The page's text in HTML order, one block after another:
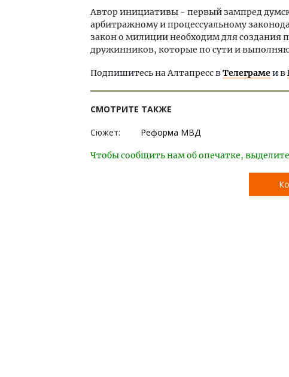
Автор инициативы - первый зампред
арбитражному и процессуальному
закон о милиции необходим для создания
дружинников, которые по сути и
Подпишитесь на Алтапресс вТелеграмеи в
СМОТРИТЕ ТАКЖЕ
Сюжет: Реформа МВД
Чтобы сообщить нам об опечатке,